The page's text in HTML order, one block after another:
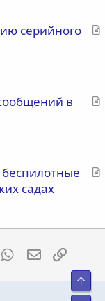
С
я
серийного
С
я
в
С
ь
беспилотные
садах
WhatsApp